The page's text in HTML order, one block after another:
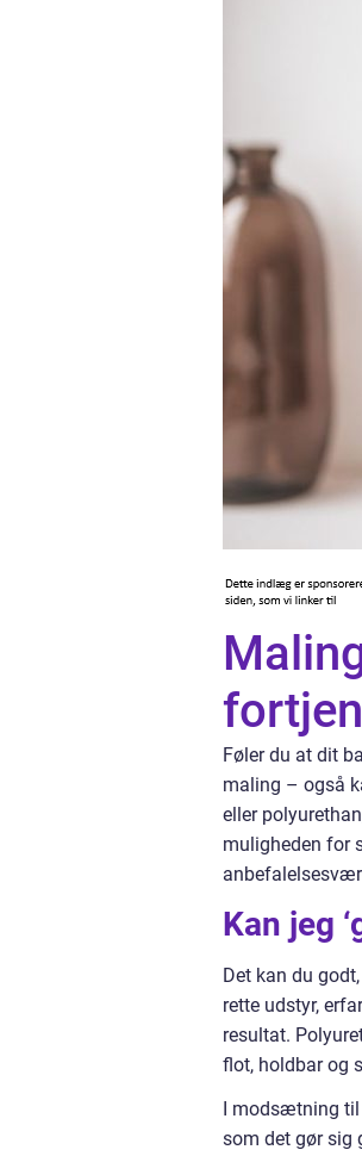
Føler du at dit
maling – også
eller
muligheden for
Kan jeg
Det kan du
rette udstyr,
resultat.
flot, holdbar og
I modsætning til
som det gør sig